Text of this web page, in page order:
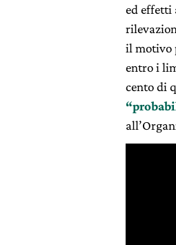
ed effetti
il motivo
entro i
cento di